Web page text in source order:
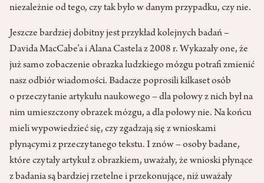
niezależnie od tego, czy tak było w danym przypadku, czy nie.
Jeszcze bardziej dobitny jest przykład kolejnych badań –
Davida MacCabe’a i Alana Castela z 2008 r. Wykazały one, że
już samo zobaczenie obrazka ludzkiego mózgu potrafi zmienić
nasz odbiór wiadomości. Badacze poprosili kilkaset osób
o przeczytanie artykułu naukowego – dla połowy z nich był na
nim umieszczony obrazek mózgu, a dla połowy nie. Na końcu
mieli wypowiedzieć się, czy zgadzają się z wnioskami
płynącymi z przeczytanego tekstu. I znów – osoby badane,
które czytały artykuł z obrazkiem, uważały, że wnioski płynące
z badania są bardziej rzetelne i przekonujące, niż uważały